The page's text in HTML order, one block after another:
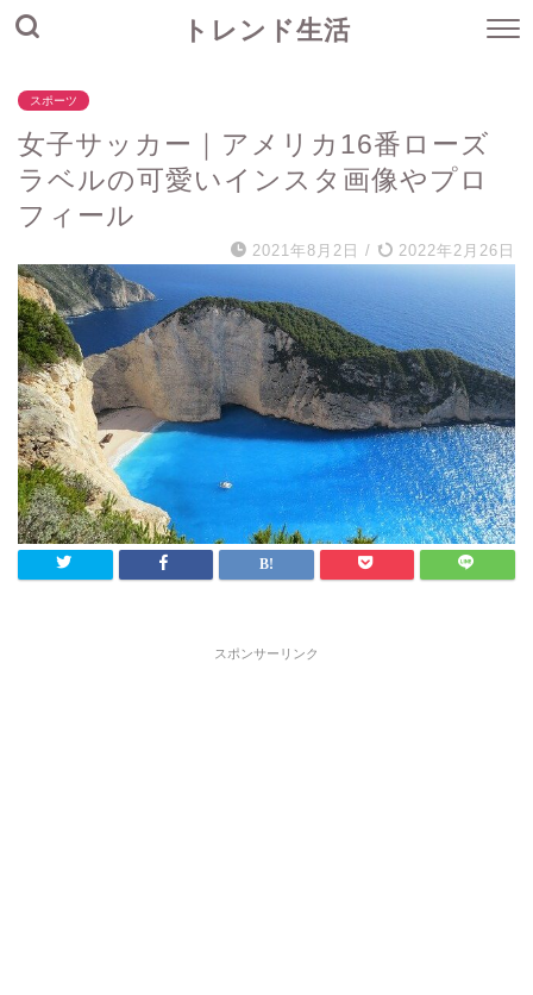
トレンド生活
スポーツ
女子サッカー｜アメリカ16番ローズ
ラベルの可愛いインスタ画像やプロ
フィール
2021年8月2日 / 2022年2月26日
スポンサーリンク